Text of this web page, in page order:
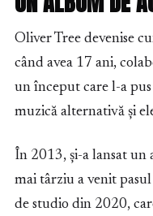
Oliver Tree devenise
când avea 17 ani,
un început care l-a
muzică alternativă și
În 2013, și-a lansat un
mai târziu a venit
de studio din 2020,